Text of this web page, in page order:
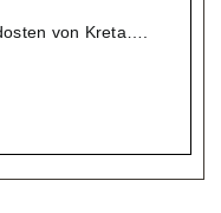
von Kreta….